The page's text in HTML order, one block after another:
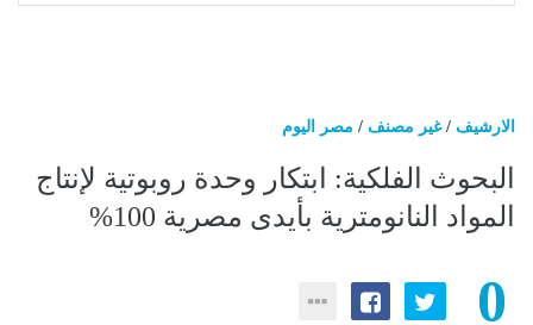
الارشيف /غير مصنف / مصر اليوم
البحوث الفلكية: ابتكار وحدة روبوتية لإنتاج
المواد النانومترية بأيدى مصرية 100%
0